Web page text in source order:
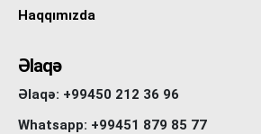
Haqqımızda
Əlaqə
Əlaqə: +99450 212 36 96
Whatsapp: +99451 879 85 77